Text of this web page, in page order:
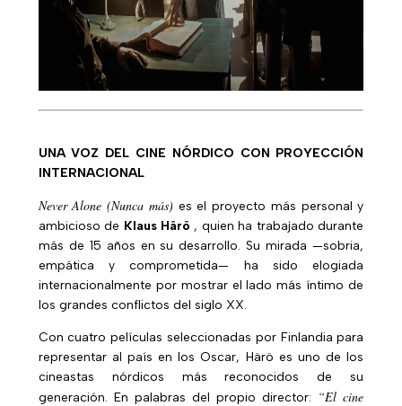
UNA VOZ DEL CINE NÓRDICO CON PROYECCIÓN
INTERNACIONAL
Never Alone (Nunca más) es el proyecto más personal y
ambicioso de Klaus Härö , quien ha trabajado durante
más de 15 años en su desarrollo. Su mirada —sobria,
empática y comprometida— ha sido elogiada
internacionalmente por mostrar el lado más íntimo de
los grandes conflictos del siglo XX.
Con cuatro películas seleccionadas por Finlandia para
representar al país en los Oscar, Härö es uno de los
cineastas nórdicos más reconocidos de su
generación. En palabras del propio director: “El cine